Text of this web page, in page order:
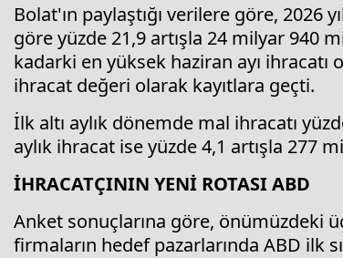
Bolat'ın paylaştığı verilere göre, 2026
göre yüzde 21,9 artışla 24 milyar 940
kadarki en yüksek haziran ayı
ihracat değeri olarak kayıtlara geçti.
İlk altı aylık dönemde mal ihracatı
aylık ihracat ise yüzde 4,1 artışla 277
İHRACATÇININ YENİ ROTASI ABD
Anket sonuçlarına göre, önümüzdeki
firmaların hedef pazarlarında ABD ilk